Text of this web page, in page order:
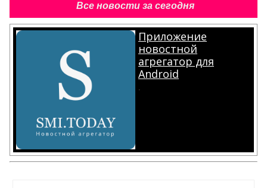
Все новости за сегодня
Приложение
новостной
агрегатор для
Android
.